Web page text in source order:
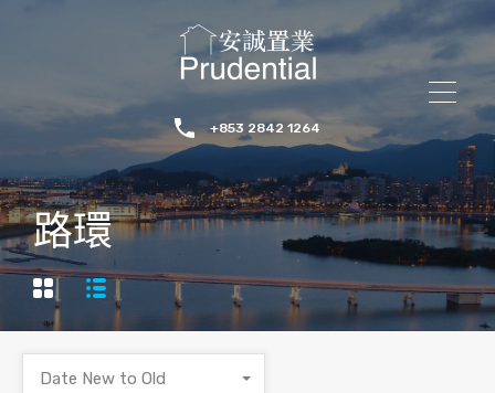
+853 2842 1264
路環
Date New to Old